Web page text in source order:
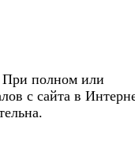
При полном или
с сайта в